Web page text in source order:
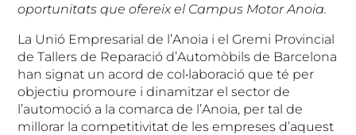
oportunitats que ofereix el Campus Motor Anoia.
La Unió Empresarial de l’Anoia i el Gremi Provincial
de Tallers de Reparació d’Automòbils de Barcelona
han signat un acord de col•laboració que té per
objectiu promoure i dinamitzar el sector de
l’automoció a la comarca de l’Anoia, per tal de
millorar la competitivitat de les empreses d’aquest